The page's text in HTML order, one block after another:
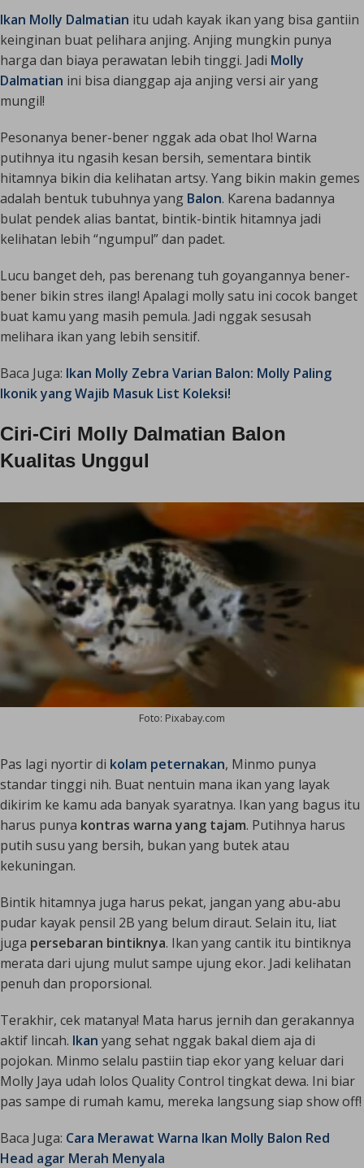
Ikan Molly Dalmatian itu udah kayak ikan yang bisa gantiin
keinginan buat pelihara anjing. Anjing mungkin punya
harga dan biaya perawatan lebih tinggi. Jadi Molly
Dalmatian ini bisa dianggap aja anjing versi air yang
mungil!
Pesonanya bener-bener nggak ada obat lho! Warna
putihnya itu ngasih kesan bersih, sementara bintik
hitamnya bikin dia kelihatan artsy. Yang bikin makin gemes
adalah bentuk tubuhnya yang Balon. Karena badannya
bulat pendek alias bantat, bintik-bintik hitamnya jadi
kelihatan lebih “ngumpul” dan padet.
Lucu banget deh, pas berenang tuh goyangannya bener-
bener bikin stres ilang! Apalagi molly satu ini cocok banget
buat kamu yang masih pemula. Jadi nggak sesusah
melihara ikan yang lebih sensitif.
Baca Juga: Ikan Molly Zebra Varian Balon: Molly Paling
Ikonik yang Wajib Masuk List Koleksi!
Ciri-Ciri Molly Dalmatian Balon
Kualitas Unggul
Foto: Pixabay.com
Pas lagi nyortir di kolam peternakan, Minmo punya
standar tinggi nih. Buat nentuin mana ikan yang layak
dikirim ke kamu ada banyak syaratnya. Ikan yang bagus itu
harus punya kontras warna yang tajam. Putihnya harus
putih susu yang bersih, bukan yang butek atau
kekuningan.
Bintik hitamnya juga harus pekat, jangan yang abu-abu
pudar kayak pensil 2B yang belum diraut. Selain itu, liat
juga persebaran bintiknya. Ikan yang cantik itu bintiknya
merata dari ujung mulut sampe ujung ekor. Jadi kelihatan
penuh dan proporsional.
Terakhir, cek matanya! Mata harus jernih dan gerakannya
aktif lincah. Ikan yang sehat nggak bakal diem aja di
pojokan. Minmo selalu pastiin tiap ekor yang keluar dari
Molly Jaya udah lolos Quality Control tingkat dewa. Ini biar
pas sampe di rumah kamu, mereka langsung siap show off!
Baca Juga: Cara Merawat Warna Ikan Molly Balon Red
Head agar Merah Menyala